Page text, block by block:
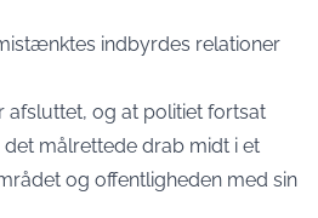
indbyrdes relationer
afsluttet, og at politiet fortsat
målrettede drab midt i et
og offentligheden med sin